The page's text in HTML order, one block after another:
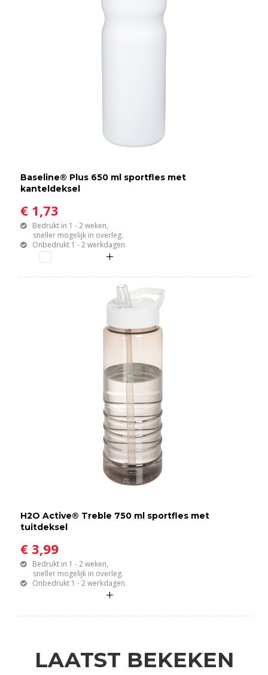
Baseline® Plus 650 ml sportfles met
kanteldeksel
€ 1,73
Bedrukt in 1 - 2 weken,
sneller mogelijk in overleg.
Onbedrukt 1 - 2 werkdagen.
H2O Active® Treble 750 ml sportfles met
tuitdeksel
€ 3,99
Bedrukt in 1 - 2 weken,
sneller mogelijk in overleg.
Onbedrukt 1 - 2 werkdagen.
LAATST BEKEKEN